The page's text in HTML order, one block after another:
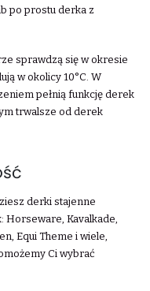
po prostu derka z
sprawdzą się w okresie
w okolicy 10°C. W
pełnią funkcję derek
trwalsze od derek
derki stajenne
Horseware, Kavalkade,
Equi Theme i wiele,
Ci wybrać